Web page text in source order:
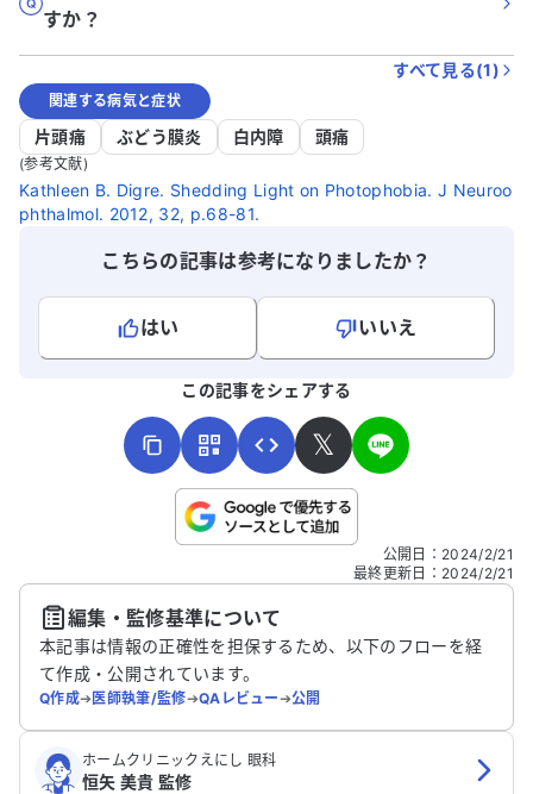
すか？
すべて見る(1)
関連する病気と症状
片頭痛 ぶどう膜炎 白内障 頭痛
(参考文献)
Kathleen B. Digre. Shedding Light on Photophobia. J Neuroo
phthalmol. 2012, 32, p.68-81.
こちらの記事は参考になりましたか？
はい
いいえ
こちらは送信専用のフォームです。氏名やご自身の病気の詳細な
送信する
この記事をシェアする
𝕏
公開日 ： 2024/2/21
最終更新日 ： 2024/2/21
編集・監修基準について
本記事は情報の正確性を担保するため、以下のフローを経
て作成・公開されています。
Q作成➔医師執筆/監修➔QAレビュー➔公開
ホームクリニックえにし 眼科
恒矢 美貴 監修